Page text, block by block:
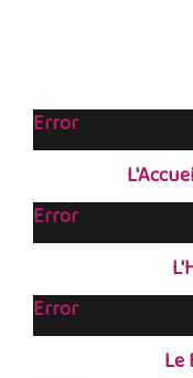
Error
Error
Error
Le